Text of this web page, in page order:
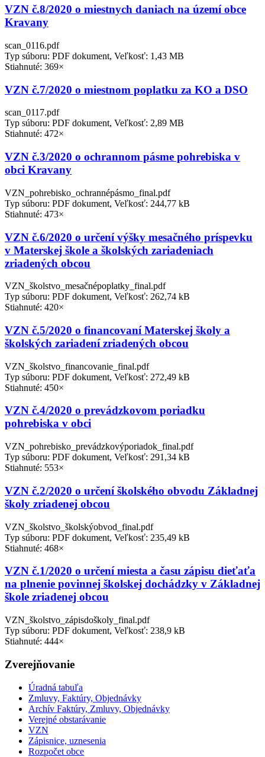
VZN č.8/2020 o miestnych daniach na území obce
Kravany
scan_0116.pdf
Typ súboru: PDF dokument, Veľkosť: 1,43 MB
Stiahnuté: 369×
VZN č.7/2020 o miestnom poplatku za KO a DSO
scan_0117.pdf
Typ súboru: PDF dokument, Veľkosť: 2,89 MB
Stiahnuté: 472×
VZN č.3/2020 o ochrannom pásme pohrebiska v
obci Kravany
VZN_pohrebisko_ochrannépásmo_final.pdf
Typ súboru: PDF dokument, Veľkosť: 244,77 kB
Stiahnuté: 473×
VZN č.6/2020 o určení výšky mesačného príspevku
v Materskej škole a školských zariadeniach
zriadených obcou
VZN_školstvo_mesačnépoplatky_final.pdf
Typ súboru: PDF dokument, Veľkosť: 262,74 kB
Stiahnuté: 420×
VZN č.5/2020 o financovaní Materskej školy a
školských zariadení zriadených obcou
VZN_školstvo_financovanie_final.pdf
Typ súboru: PDF dokument, Veľkosť: 272,49 kB
Stiahnuté: 450×
VZN č.4/2020 o prevádzkovom poriadku
pohrebiska v obci
VZN_pohrebisko_prevádzkovýporiadok_final.pdf
Typ súboru: PDF dokument, Veľkosť: 291,34 kB
Stiahnuté: 553×
VZN č.2/2020 o určení školského obvodu Základnej
školy zriadenej obcou
VZN_školstvo_školskýobvod_final.pdf
Typ súboru: PDF dokument, Veľkosť: 235,49 kB
Stiahnuté: 468×
VZN č.1/2020 o určení miesta a času zápisu dieťaťa
na plnenie povinnej školskej dochádzky v Základnej
škole zriadenej obcou
VZN_školstvo_zápisdoškoly_final.pdf
Typ súboru: PDF dokument, Veľkosť: 238,9 kB
Stiahnuté: 444×
Zverejňovanie
Úradná tabuľa
Zmluvy, Faktúry, Objednávky
Archív Faktúry, Zmluvy, Objednávky
Verejné obstarávanie
VZN
Zápisnice, uznesenia
Rozpočet obce